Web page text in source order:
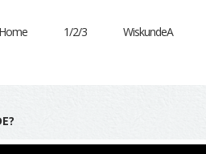
Home 1/2/3 WiskundeA